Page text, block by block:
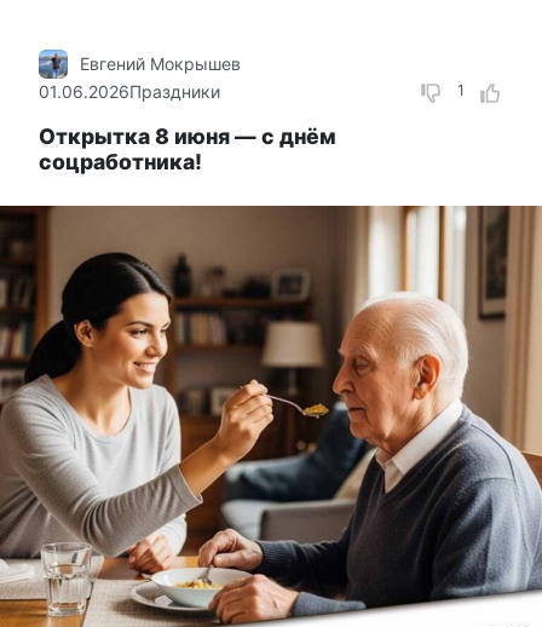
1
Евгений Мокрышев
01.06.2026Праздники
Открытка 8 июня — с днём
соцработника!